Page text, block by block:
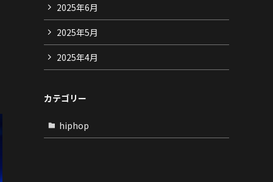
2025年6月
2025年5月
2025年4月
カテゴリー
hiphop